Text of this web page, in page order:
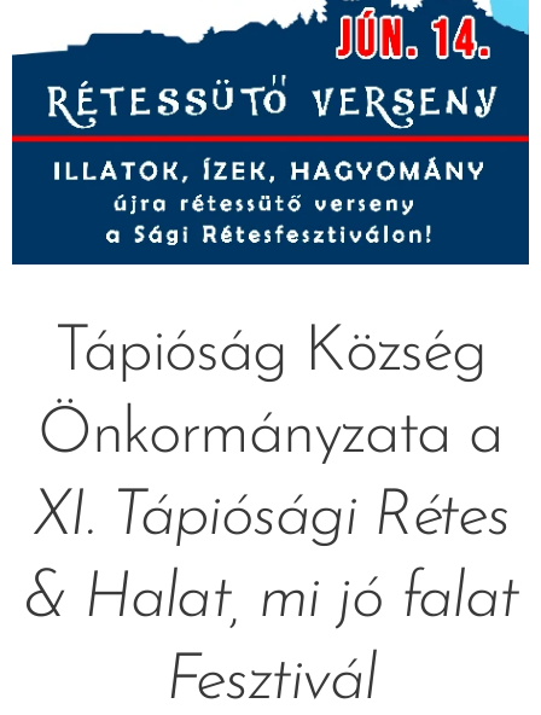
Tápióság Község
Önkormányzata a
XI. Tápiósági Rétes
& Halat, mi jó falat
Fesztivál